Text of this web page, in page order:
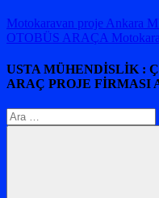
Motokaravan proje Ankara
OTOBÜS ARAÇA
USTA MÜHENDİSLİK :
ARAÇ PROJE FİRMASI
Arama: